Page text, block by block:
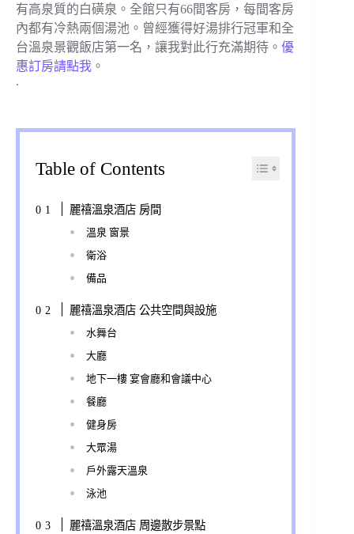
有高泉質的白磺泉。全館只有66間客房，每間客房
內都有冷熱兩個湯池。曾經獲得好湯排行冠軍和全
台溫泉景觀飯店第一名，讓我對此行充滿期待。 優
惠訂房請點我 。
.
Table of Contents
麗禧溫泉酒店 房間
溫泉 窗景
衛浴
備品
麗禧溫泉酒店 公共空間與設施
水舞台
大廳
地下一樓 宴會廳和會議中心
餐廳
健身房
大眾湯
戶外露天溫泉
泳池
麗禧溫泉酒店 周邊散步景點